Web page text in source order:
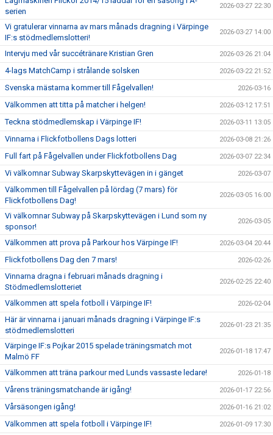
serien
2026-03-27 22:30
Vi gratulerar vinnarna av mars månads dragning i Värpinge
IF:s stödmedlemslotteri!
2026-03-27 14:00
Intervju med vår succétränare Kristian Gren 2026-03-26 21:04
4-lags MatchCamp i strålande solsken 2026-03-22 21:52
Svenska mästarna kommer till Fågelvallen! 2026-03-16
Välkommen att titta på matcher i helgen! 2026-03-12 17:51
Teckna stödmedlemskap i Värpinge IF! 2026-03-11 13:05
Vinnarna i Flickfotbollens Dags lotteri 2026-03-08 21:26
Full fart på Fågelvallen under Flickfotbollens Dag 2026-03-07 22:34
Vi välkomnar Subway Skarpskyttevägen in i gänget 2026-03-07
Välkommen till Fågelvallen på lördag (7 mars) för
Flickfotbollens Dag!
2026-03-05 16:00
Vi välkomnar Subway på Skarpskyttevägen i Lund som ny
sponsor!
2026-03-05
Välkommen att prova på Parkour hos Värpinge IF! 2026-03-04 20:44
Flickfotbollens Dag den 7 mars! 2026-02-26
Vinnarna dragna i februari månads dragning i
Stödmedlemslotteriet
2026-02-25 22:40
Välkommen att spela fotboll i Värpinge IF! 2026-02-04
Här är vinnarna i januari månads dragning i Värpinge IF:s
stödmedlemslotteri
2026-01-23 21:35
Värpinge IF:s Pojkar 2015 spelade träningsmatch mot
Malmö FF
2026-01-18 17:47
Välkommen att träna parkour med Lunds vassaste ledare! 2026-01-18
Vårens träningsmatchande är igång! 2026-01-17 22:56
Vårsäsongen igång! 2026-01-16 21:02
Välkommen att spela fotboll i Värpinge IF! 2026-01-09 17:30